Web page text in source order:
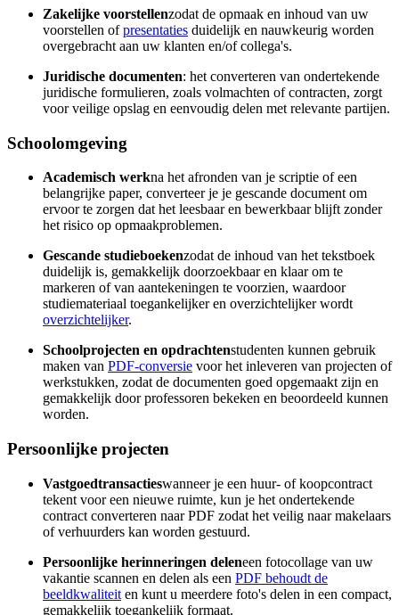
Zakelijke voorstellenzodat de opmaak en inhoud van uw
voorstellen ofpresentaties duidelijk en nauwkeurig worden
overgebracht aan uw klanten en/of collega's.
Juridische documenten: het converteren van ondertekende
juridische formulieren, zoals volmachten of contracten, zorgt
voor veilige opslag en eenvoudig delen met relevante partijen.
Schoolomgeving
Academisch werkna het afronden van je scriptie of een
belangrijke paper, converteer je je gescande document om
ervoor te zorgen dat het leesbaar en bewerkbaar blijft zonder
het risico op opmaakproblemen.
Gescande studieboekenzodat de inhoud van het tekstboek
duidelijk is, gemakkelijk doorzoekbaar en klaar om te
markeren of van aantekeningen te voorzien, waardoor
studiemateriaal toegankelijker en overzichtelijker wordt
overzichtelijker.
Schoolprojecten en opdrachtenstudenten kunnen gebruik
maken van PDF-conversie voor het inleveren van projecten of
werkstukken, zodat de documenten goed opgemaakt zijn en
gemakkelijk door professoren bekeken en beoordeeld kunnen
worden.
Persoonlijke projecten
Vastgoedtransactieswanneer je een huur- of koopcontract
tekent voor een nieuwe ruimte, kun je het ondertekende
contract converteren naar PDF zodat het veilig naar makelaars
of verhuurders kan worden gestuurd.
Persoonlijke herinneringen deleneen fotocollage van uw
vakantie scannen en delen als een PDF behoudt de
beeldkwaliteit en kunt u meerdere foto's delen in een compact,
gemakkelijk toegankelijk formaat.